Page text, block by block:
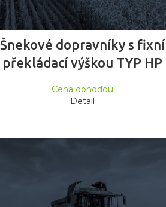
Šnekové dopravníky s fixní
překládací výškou TYP HP
Cena dohodou
Detail